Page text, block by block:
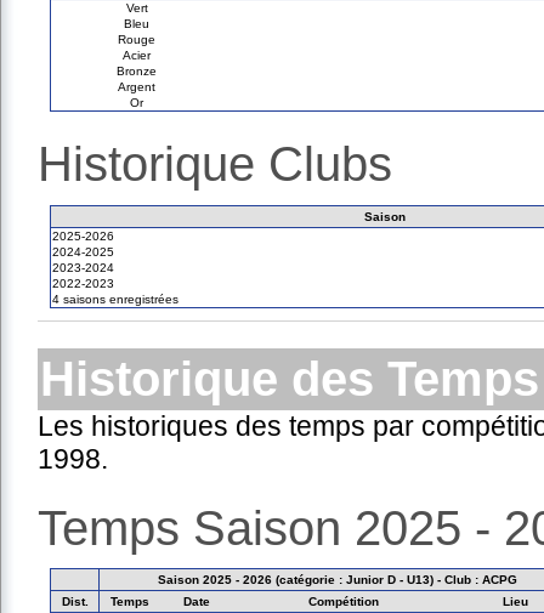
Vert
Bleu
Rouge
Acier
Bronze
Argent
Or
Historique Clubs
Saison
2025-2026
2024-2025
2023-2024
2022-2023
4 saisons enregistrées
Historique des Temps
Les historiques des temps par
1998.
Temps Saison 2025 -
Saison 2025 - 2026 (catégorie : Junior D - U13) - Club : ACPG
Dist.
Temps Date Compétition
Lieu